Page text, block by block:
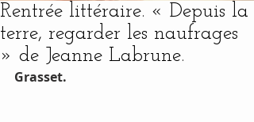
Rentrée littéraire. « Depuis la
terre, regarder les naufrages
» de Jeanne Labrune.
Grasset.